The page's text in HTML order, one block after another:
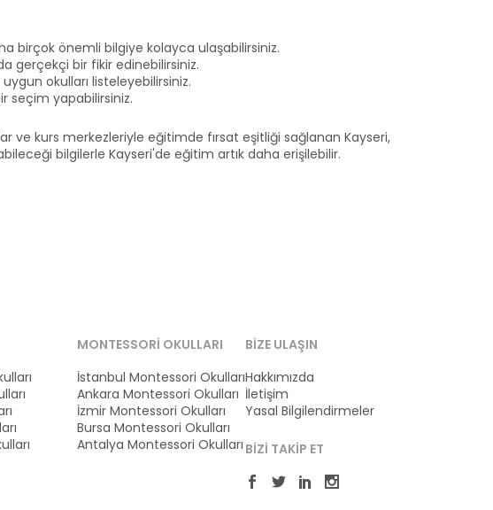
birçok önemli bilgiye kolayca ulaşabilirsiniz.
gerçekçi bir fikir edinebilirsiniz.
okulları listeleyebilirsiniz.
seçim yapabilirsiniz.
ve kurs merkezleriyle eğitimde fırsat eşitliği sağlanan Kayseri,
bilgilerle Kayseri'de eğitim artık daha erişilebilir.
MONTESSORI OKULLARI
İstanbul Montessori Okulları
Ankara Montessori Okulları
İzmir Montessori Okulları
Bursa Montessori Okulları
Antalya Montessori Okulları
BIZE ULAŞIN
Hakkımızda
İletişim
Yasal Bilgilendirmeler
BIZI TAKIP ET